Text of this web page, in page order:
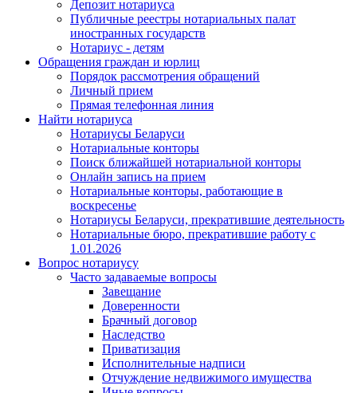
Депозит нотариуса
Публичные реестры нотариальных палат
иностранных государств
Нотариус - детям
Обращения граждан и юрлиц
Порядок рассмотрения обращений
Личный прием
Прямая телефонная линия
Найти нотариуса
Нотариусы Беларуси
Нотариальные конторы
Поиск ближайшей нотариальной конторы
Онлайн запись на прием
Нотариальные конторы, работающие в
воскресенье
Нотариусы Беларуси, прекратившие деятельность
Нотариальные бюро, прекратившие работу с
1.01.2026
Вопрос нотариусу
Часто задаваемые вопросы
Завещание
Доверенности
Брачный договор
Наследство
Приватизация
Исполнительные надписи
Отчуждение недвижимого имущества